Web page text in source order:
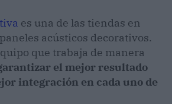
es una de las tiendas en
acústicos decorativos.
que trabaja de manera
el mejor resultado
integración en cada uno de